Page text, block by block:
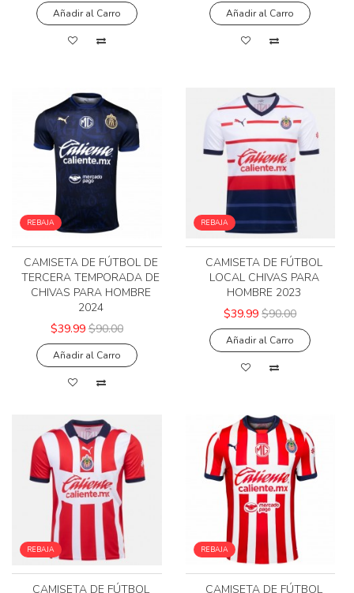
Añadir al Carro Añadir al Carro
REBAJA
CAMISETA DE FÚTBOL DE
TERCERA TEMPORADA DE
CHIVAS PARA HOMBRE
2024
$39.99 $90.00
Añadir al Carro
REBAJA
CAMISETA DE FÚTBOL
LOCAL CHIVAS PARA
HOMBRE 2023
$39.99 $90.00
Añadir al Carro
REBAJA
CAMISETA DE FÚTBOL
REBAJA
CAMISETA DE FÚTBOL